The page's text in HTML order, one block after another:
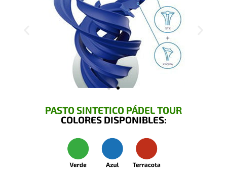
PASTO SINTETICO PÁDEL TOUR
COLORES DISPONIBLES: